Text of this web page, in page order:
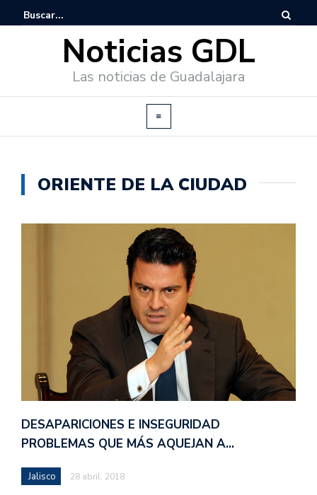
Noticias GDL
Las noticias de Guadalajara
ORIENTE DE LA CIUDAD
DESAPARICIONES E INSEGURIDAD
PROBLEMAS QUE MÁS AQUEJAN A…
Jalisco 28 abril, 2018